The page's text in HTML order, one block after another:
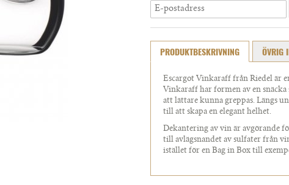
PRODUKTBESKRIVNING ÖVRIG
Escargot Vinkaraff från Riedel är
Vinkaraff har formen av en
att lättare kunna greppas. Längs
till att skapa en elegant helhet.
Dekantering av vin är avgörande
till avlägsnandet av sulfater från
istället för en Bag in Box till